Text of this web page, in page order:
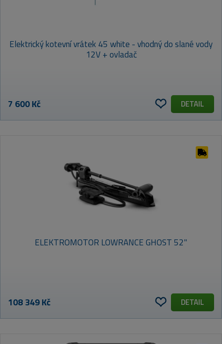
Elektrický kotevní vrátek 45 white - vhodný do slané vody
12V + ovladač
7 600 Kč DETAIL
ELEKTROMOTOR LOWRANCE GHOST 52″
108 349 Kč DETAIL